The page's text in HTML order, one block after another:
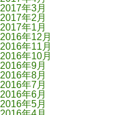
2017年3月
2017年2月
2017年1月
2016年12月
2016年11月
2016年10月
2016年9月
2016年8月
2016年7月
2016年6月
2016年5月